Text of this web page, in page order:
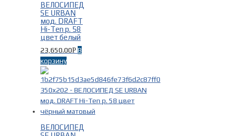
Пол/Возраст
Женские
Мужские
ВЕЛОСИПЕД
SE URBAN
мод. DRAFT
Hi-Ten р. 58
цвет белый
23,650.00Р В
корзину
ВЕЛОСИПЕД